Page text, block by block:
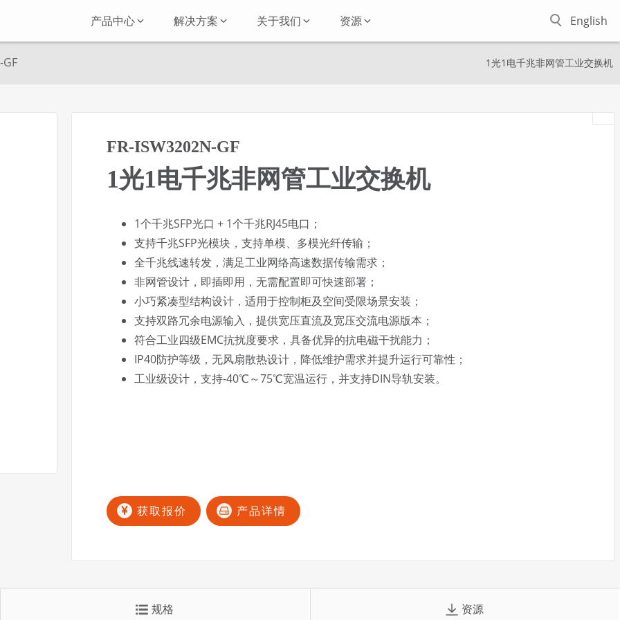
产品中心 解决方案 关于我们 资源 English
1光1电千兆非网管工业交换机
FR-ISW3202N-GF
1光1电千兆非网管工业交换机
1个千兆SFP光口 + 1个千兆RJ45电口；
支持千兆SFP光模块，支持单模、多模光纤传输；
全千兆线速转发，满足工业网络高速数据传输需求；
非网管设计，即插即用，无需配置即可快速部署；
小巧紧凑型结构设计，适用于控制柜及空间受限场景安装；
支持双路冗余电源输入，提供宽压直流及宽压交流电源版本；
符合工业四级EMC抗扰度要求，具备优异的抗电磁干扰能力；
IP40防护等级，无风扇散热设计，降低维护需求并提升运行可靠性；
工业级设计，支持-40℃～75℃宽温运行，并支持DIN导轨安装。
获取报价 产品详情
规格 资源